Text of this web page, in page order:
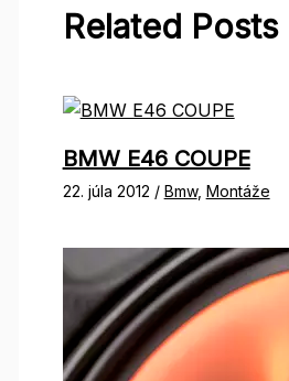
Related Posts
BMW E46 COUPE
22. júla 2012 / Bmw, Montáže